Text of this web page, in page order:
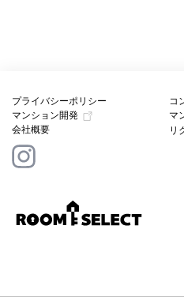
プライバシーポリシー
コ
マンション開発
マ
会社概要
リ